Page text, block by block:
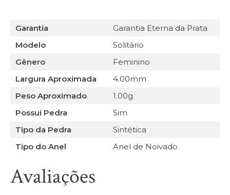
Garantia
Garantia Eterna da Prata
Modelo
Solitário
Gênero
Feminino
Largura Aproximada
4.00mm
Peso Aproximado
1.00g
Possui Pedra
Sim
Tipo da Pedra
Sintética
Tipo do Anel
Anel de Noivado
Avaliações